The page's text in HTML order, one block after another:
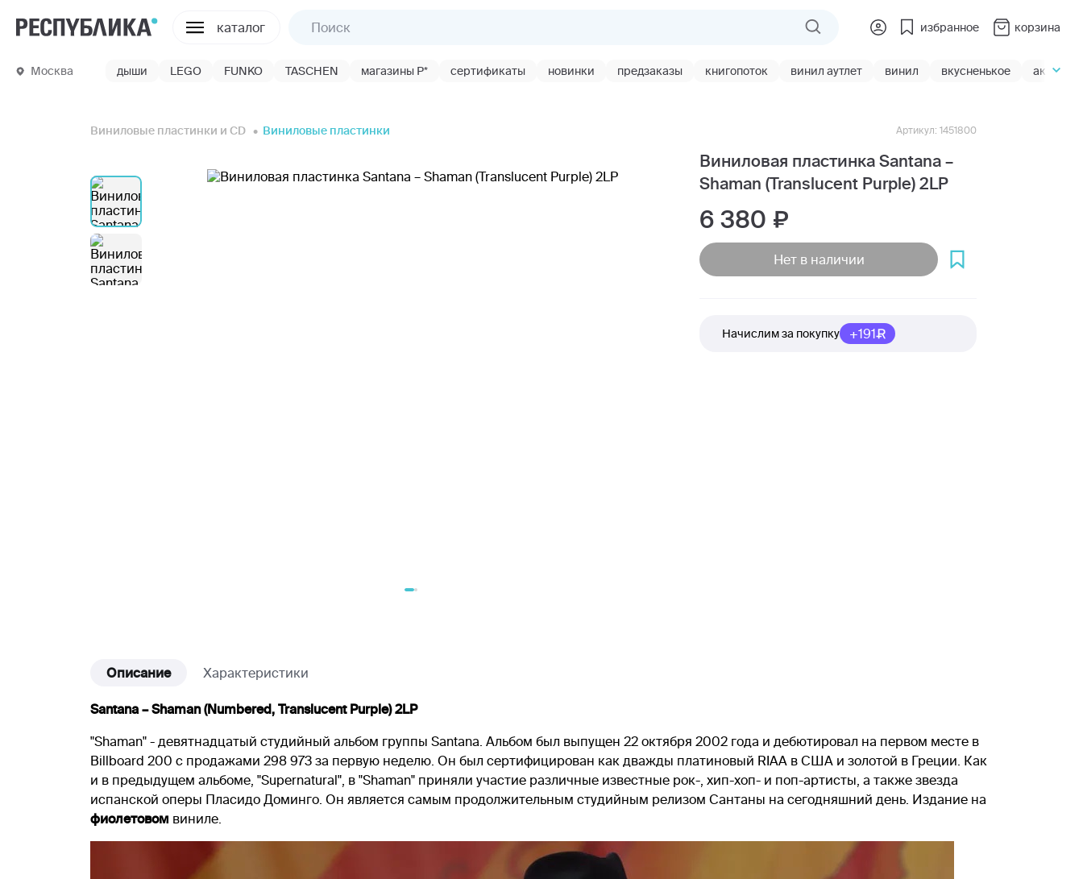
каталог избранное корзина
Москва дыши LEGO FUNKO TASCHEN магазины Р* сертификаты новинки предзаказы книгопоток винил аутлет винил вкусненькое акции
Виниловые пластинки и CD Виниловые пластинки
Виниловая пластинка Santana –
Shaman (Translucent Purple) 2LP
Артикул: 1451800
6 380
Нет в наличии
Начислим за покупку +191
Описание Характеристики
Santana – Shaman (Numbered, Translucent Purple) 2LP
"Shaman" - девятнадцатый студийный альбом группы Santana. Альбом был выпущен 22 октября 2002 года и дебютировал на первом месте в
Billboard 200 с продажами 298 973 за первую неделю. Он был сертифицирован как дважды платиновый RIAA в США и золотой в Греции. Как
и в предыдущем альбоме, "Supernatural", в "Shaman" приняли участие различные известные рок-, хип-хоп- и поп-артисты, а также звезда
испанской оперы Пласидо Доминго. Он является самым продолжительным студийным релизом Сантаны на сегодняшний день. Издание на
фиолетовом виниле.